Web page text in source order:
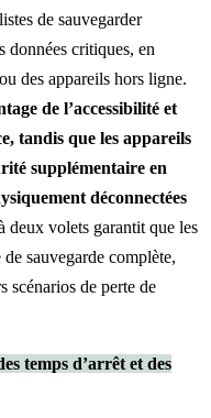
de sauvegarder
données critiques, en
des appareils hors ligne.
de l’accessibilité et
tandis que les appareils
supplémentaire en
déconnectées
deux volets garantit que les
sauvegarde complète,
scénarios de perte de
temps d’arrêt et des